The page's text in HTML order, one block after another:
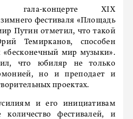
гала-концерте XIX
фестиваля «Площадь
Путин отметил, что такой
Темирканов, способен
«бесконечный мир музыки».
что юбиляр не только
но и преподает и
проектах.
и его инициативам
количество фестивалей, и